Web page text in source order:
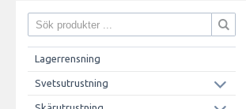
Lagerrensning
Svetsutrustning